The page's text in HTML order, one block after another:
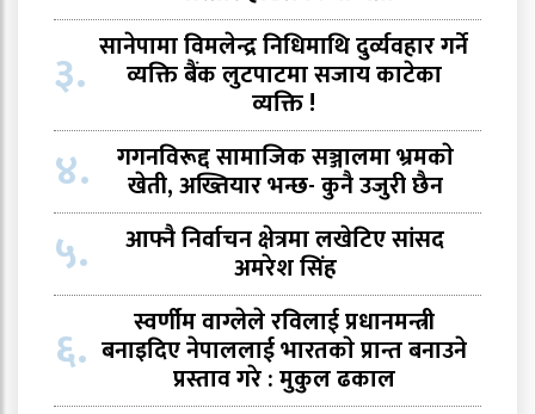
३. सानेपामा विमलेन्द्र निधिमाथि दुर्व्यवहार गर्ने
व्यक्ति बैंक लुटपाटमा सजाय काटेका
व्यक्ति !
४. गगनविरूद्द सामाजिक सञ्जालमा भ्रमकाे
खेती, अख्तियार भन्छ- कुनै उजुरी छैन
५. आफ्नै निर्वाचन क्षेत्रमा लखेटिए सांसद
अमरेश सिंह
६. स्वर्णीम वाग्लेले रविलाई प्रधानमन्त्री
बनाइदिए नेपाललाई भारतकाे प्रान्त बनाउने
प्रस्ताव गरे : मुकुल ढकाल